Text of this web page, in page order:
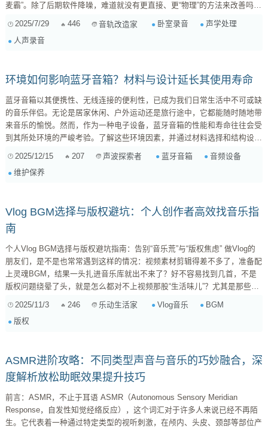
麦霸”。除了后期软件降噪，难道就没有更直接、更“物理”的方法来改善吗？
答案是肯定的，而且方法简单到你可能都没意识到！ 说实话，我们追求的
不是绝对的“录音棚级”完美，而是在现有条件下，最大限度地提升录音品
质，让你的声音听起来更清晰、更聚焦，减少那些不必要的“房间感”。这就
2025/7/29 446 音轨改造家 卧室录音
声学处理
人声录音
环境如何影响蓝牙音箱？材料与设计延长其使用寿命
蓝牙音箱以其便携性、无线连接的便利性，已成为我们日常生活中不可或缺
的音乐伴侣。无论是居家休闲、户外运动还是旅行途中，它都能随时随地带
来音乐的愉悦。然而，作为一种电子设备，蓝牙音箱的性能和寿命往往会受
到其所处环境的严峻考验。了解这些环境因素，并通过材料选择和结构设计
间暴露在高温下（如阳光直射的汽车内、...
2025/12/15 207 声波探索者 蓝牙音箱
音频设备
维护保养
Vlog BGM选择与版权避坑：个人创作者高效找音乐指
南
个人Vlog BGM选择与版权避坑指南：告别“音乐荒”与“版权焦虑” 做Vlog的
朋友们，是不是也常常遇到这样的情况：视频素材剪辑得差不多了，准备配
上灵魂BGM，结果一头扎进音乐库就出不来了？好不容易找到几首，不是
版权问题绕晕了头，就是怎么都对不上视频那股“生活味儿”？尤其是那些记
又不想花费太多时间和精力去大海捞针。别急，作为同样经历过这些挣扎的
Vlog爱好者，今天我就来给大家支几招，让你轻松找到既合法又走心的Vlog
2025/11/3 246 乐动生活家 Vlog音乐
BGM
版权
ASMR进阶攻略：不同类型声音与音乐的巧妙融合，深
度解析放松助眠效果提升技巧
前言：ASMR，不止于耳语 ASMR（Autonomous Sensory Meridian
Response，自发性知觉经络反应），这个词汇对于许多人来说已经不再陌
生。它代表着一种通过特定类型的视听刺激，在颅内、头皮、颈部等部位产